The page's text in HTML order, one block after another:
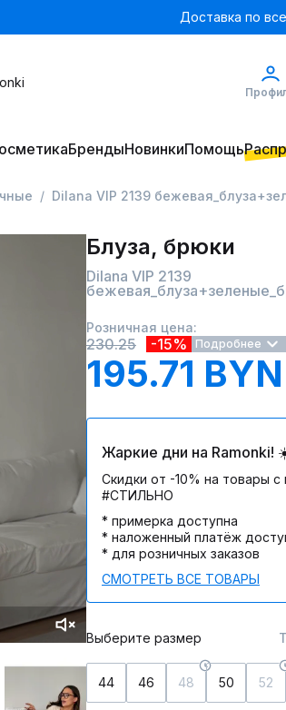
Доставка по
БрендыНовинкиПомощь
Dilana VIP 2139
Блуза, брюки
Dilana VIP 2139
Розничная цена:
230.25 -15% Подробнее
195.71 BYN
Жаркие дни на Ramonki!
Скидки от -10% на товары с
#СТИЛЬНО
* примерка доступна
* наложенный платёж
* для розничных заказов
СМОТРЕТЬ ВСЕ ТОВАРЫ
Выберите размер
44 46 48 50 52